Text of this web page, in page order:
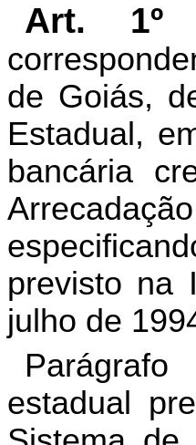
Art. 1º
de Goiás,
Estadual,
bancária
previsto na
julho de
estadual